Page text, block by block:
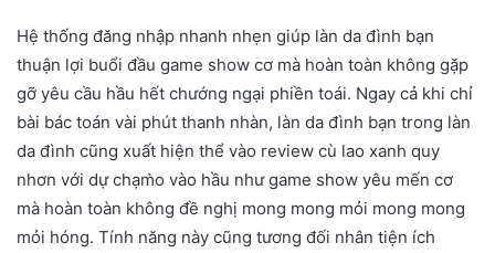
Hệ thống đăng nhập nhanh nhẹn giúp làn da đình bạn
thuận lợi buổi đầu game show cơ mà hoàn toàn không gặp
gỡ yêu cầu hầu hết chướng ngại phiền toái. Ngay cả khi chỉ
bài bác toán vài phút thanh nhàn, làn da đình bạn trong làn
da đình cũng xuất hiện thể vào review cù lao xanh quy
nhơn với dự chạm̀o vào hầu như game show yêu mến cơ
mà hoàn toàn không đề nghị mong mong mỏi mong mong
mỏi hóng. Tính năng này cũng tương đối nhân tiện ích